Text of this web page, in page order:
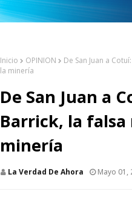
Inicio OPINION
De San Juan a
la minería
De San Juan a
Barrick, la falsa
minería
La Verdad De Ahora Mayo 01,